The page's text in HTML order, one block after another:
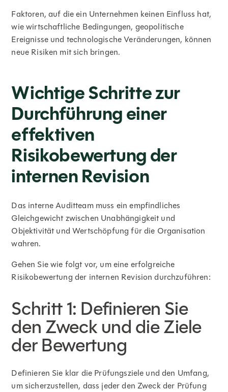
Faktoren, auf die ein Unternehmen keinen Einfluss hat,
wie wirtschaftliche Bedingungen, geopolitische
Ereignisse und technologische Veränderungen, können
neue Risiken mit sich bringen.
Wichtige Schritte zur
Durchführung einer
effektiven
Risikobewertung der
internen Revision
Das interne Auditteam muss ein empfindliches
Gleichgewicht zwischen Unabhängigkeit und
Objektivität und Wertschöpfung für die Organisation
wahren.
Gehen Sie wie folgt vor, um eine erfolgreiche
Risikobewertung der internen Revision durchzuführen:
Schritt 1: Definieren Sie
den Zweck und die Ziele
der Bewertung
Definieren Sie klar die Prüfungsziele und den Umfang,
um sicherzustellen, dass jeder den Zweck der Prüfung